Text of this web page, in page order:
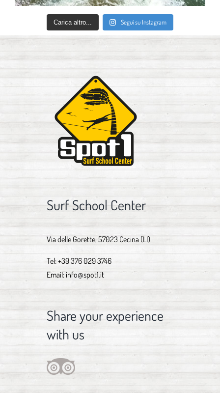
Carica altro... Segui su Instagram
Surf School Center
Via delle Gorette, 57023 Cecina (LI)
Tel:+39 376 029 3746
Email: info@spot1.it
Share your experience
with us